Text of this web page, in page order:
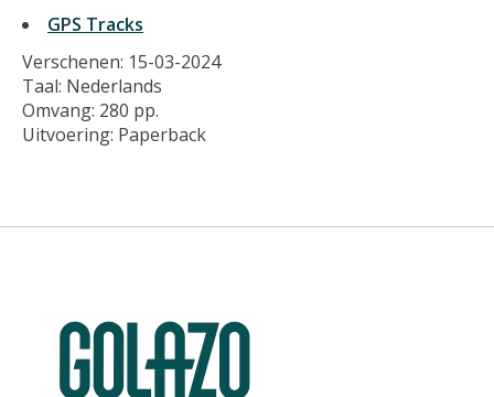
GPS Tracks
Verschenen: 15-03-2024
Taal: Nederlands
Omvang: 280 pp.
Uitvoering: Paperback